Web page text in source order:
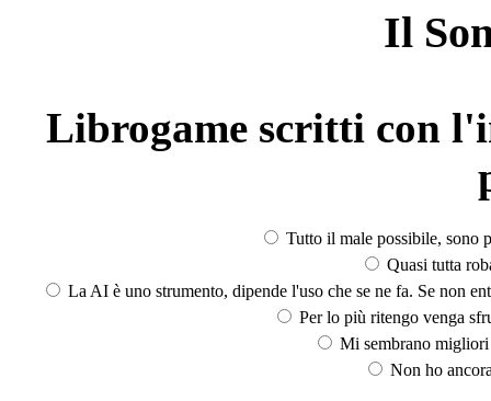
Il
Librogame scritti con
Tutto il male possibile, sono
Quasi tutta
La AI è uno strumento, dipende l'uso che se ne fa. Se non
Per lo più ritengo venga
Mi sembrano
Non ho